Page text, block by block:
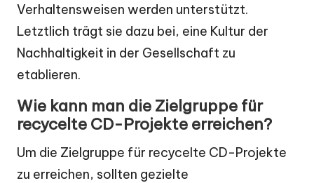
Verhaltensweisen werden unterstützt.
Letztlich trägt sie dazu bei, eine Kultur der
Nachhaltigkeit in der Gesellschaft zu
etablieren.
Wie kann man die Zielgruppe für
recycelte CD-Projekte erreichen?
Um die Zielgruppe für recycelte CD-Projekte
zu erreichen, sollten gezielte